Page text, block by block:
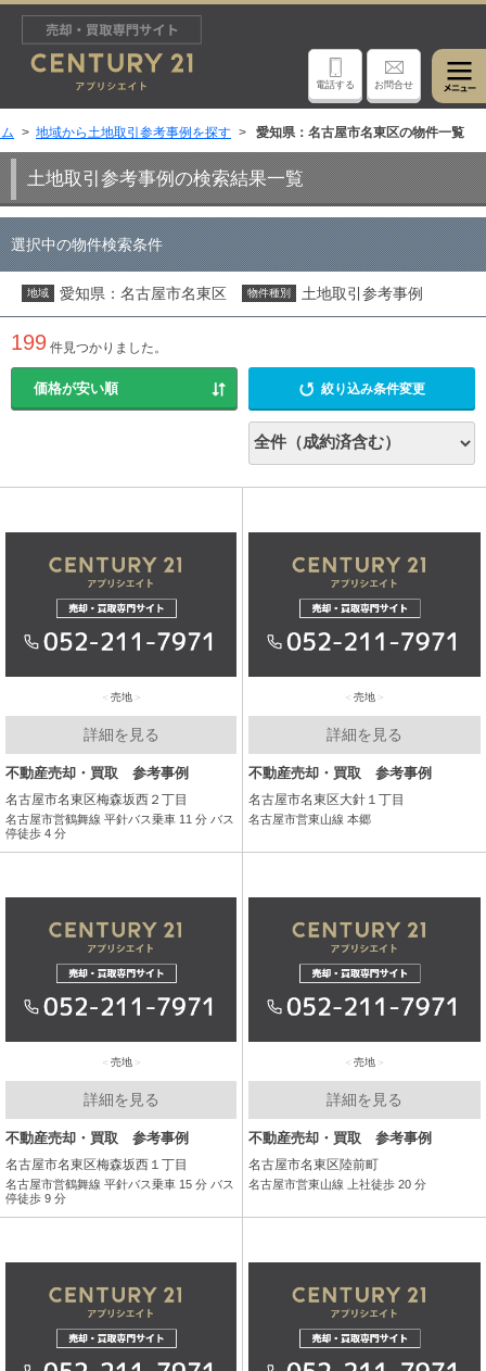
電話する お問合せ
地域から土地取引参考事例を探す 愛知県：名古屋市名東区の物件一覧
土地取引参考事例の検索結果一覧
選択中の物件検索条件
地域 愛知県：名古屋市名東区 物件種別 土地取引参考事例
199 件見つかりました。
絞り込み条件変更
売地
詳細を見る
不動産売却・買取 参考事例
名古屋市名東区梅森坂西２丁目
名古屋市営鶴舞線 平針バス乗車 11 分 バス
停徒歩 4 分
売地
詳細を見る
不動産売却・買取 参考事例
名古屋市名東区大針１丁目
名古屋市営東山線 本郷
売地
詳細を見る
不動産売却・買取 参考事例
名古屋市名東区梅森坂西１丁目
名古屋市営鶴舞線 平針バス乗車 15 分 バス
停徒歩 9 分
売地
詳細を見る
不動産売却・買取 参考事例
名古屋市名東区陸前町
名古屋市営東山線 上社徒歩 20 分